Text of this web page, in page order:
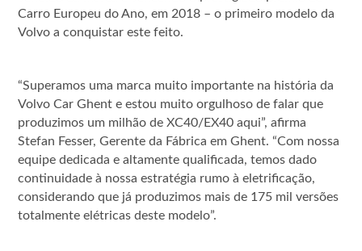
Carro Europeu do Ano, em 2018 – o primeiro modelo da
Volvo a conquistar este feito.
“Superamos uma marca muito importante na história da
Volvo Car Ghent e estou muito orgulhoso de falar que
produzimos um milhão de XC40/EX40 aqui”, afirma
Stefan Fesser, Gerente da Fábrica em Ghent. “Com nossa
equipe dedicada e altamente qualificada, temos dado
continuidade à nossa estratégia rumo à eletrificação,
considerando que já produzimos mais de 175 mil versões
totalmente elétricas deste modelo”.